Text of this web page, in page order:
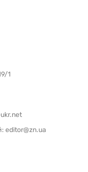
1
editor@zn.ua